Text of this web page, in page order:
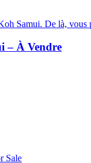
Samui. De là, vous
– À Vendre